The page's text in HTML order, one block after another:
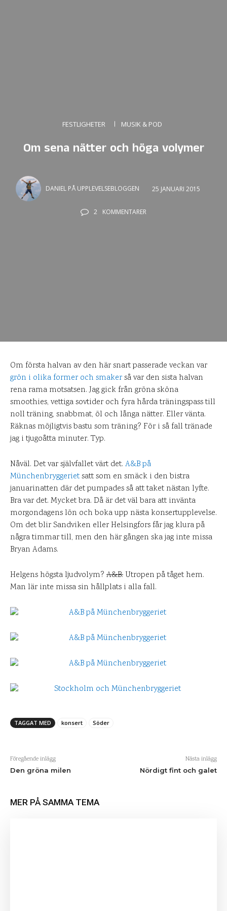
FESTLIGHETER MUSIK & POD
Om sena nätter och höga volymer
DANIEL PÅ UPPLEVELSEBLOGGEN 25 JANUARI 2015
2 KOMMENTARER
Om första halvan av den här snart passerade veckan var
grön i olika former och smakerså var den sista halvan
rena rama motsatsen. Jag gick från gröna sköna
smoothies, vettiga sovtider och fyra hårda träningspass till
noll träning, snabbmat, öl och långa nätter. Eller vänta.
Räknas möjligtvis bastu som träning? För i så fall tränade
jag i tjugoåtta minuter. Typ.
Nåväl. Det var självfallet värt det. A&B på
Münchenbryggerietsatt som en smäck i den bistra
januarinatten där det pumpades så att taket nästan lyfte.
Bra var det. Mycket bra. Då är det väl bara att invänta
morgondagens lön och boka upp nästa konsertupplevelse.
Om det blir Sandviken eller Helsingfors får jag klura på
några timmar till, men den här gången ska jag inte missa
Bryan Adams.
Helgens högsta ljudvolym? A&B. Utropen på tåget hem.
Man lär inte missa sin hållplats i alla fall.
TAGGAT MED konsert Söder
Föregående inlägg
Den gröna milen
Nästa inlägg
Nördigt fint och galet
MER PÅ SAMMA TEMA